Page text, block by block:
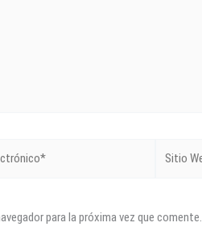
Web
para la próxima vez que comente.